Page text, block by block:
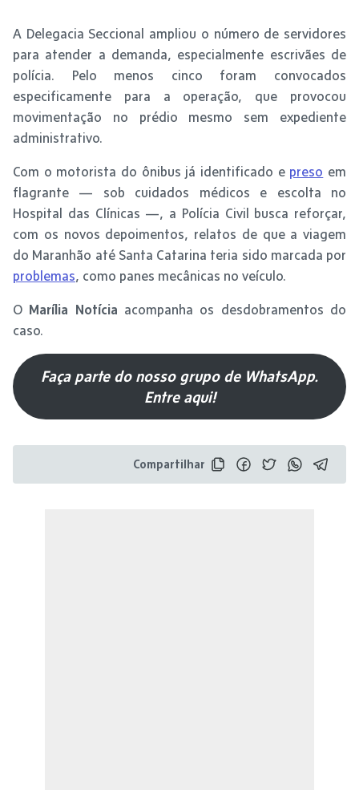
A Delegacia Seccional ampliou o número de servidores
para atender a demanda, especialmente escrivães de
polícia. Pelo menos cinco foram convocados
especificamente para a operação, que provocou
movimentação no prédio mesmo sem expediente
administrativo.
Com o motorista do ônibus já identificado e preso em
flagrante — sob cuidados médicos e escolta no
Hospital das Clínicas —, a Polícia Civil busca reforçar,
com os novos depoimentos, relatos de que a viagem
do Maranhão até Santa Catarina teria sido marcada por
problemas, como panes mecânicas no veículo.
O Marília Notícia acompanha os desdobramentos do
caso.
Faça parte do nosso grupo de WhatsApp.
Entre aqui!
Compartilhar